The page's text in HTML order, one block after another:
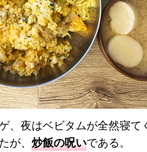
、夜はベビタムが全然寝て
が、炒飯の呪いである。